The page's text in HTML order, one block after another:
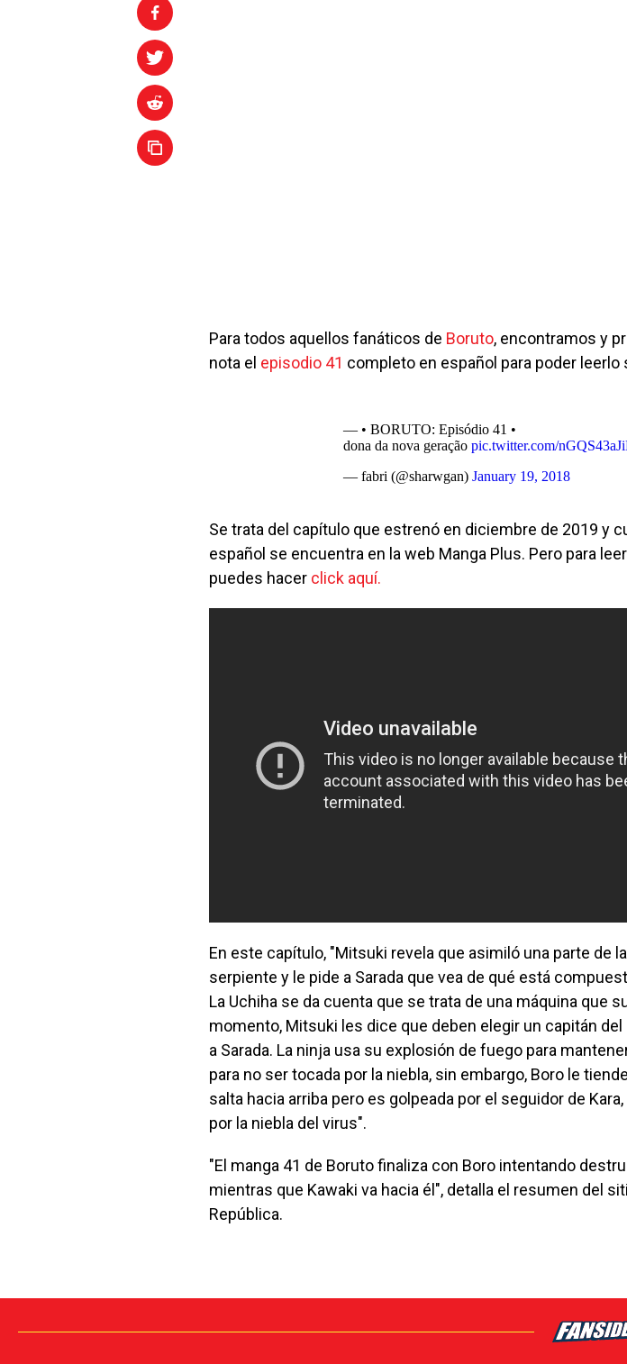
Para todos aquellos fanáticos de Boruto, encontramos y
nota el episodio 41 completo en español para poder leerlo
— • BORUTO: Episódio 41 •
dona da nova geração pic.twitter.com/
— fabri (@sharwgan) January 19, 2018
Se trata del capítulo que estrenó en diciembre de 2019 y
español se encuentra en la web Manga Plus. Pero para
puedes hacer click aquí.
En este capítulo, "Mitsuki revela que asimiló una parte de
serpiente y le pide a Sarada que vea de qué está
La Uchiha se da cuenta que se trata de una máquina que
momento, Mitsuki les dice que deben elegir un capitán del
a Sarada. La ninja usa su explosión de fuego para
para no ser tocada por la niebla, sin embargo, Boro le
salta hacia arriba pero es golpeada por el seguidor de
por la niebla del virus".
"El manga 41 de Boruto finaliza con Boro intentando
mientras que Kawaki va hacia él", detalla el resumen del
República.